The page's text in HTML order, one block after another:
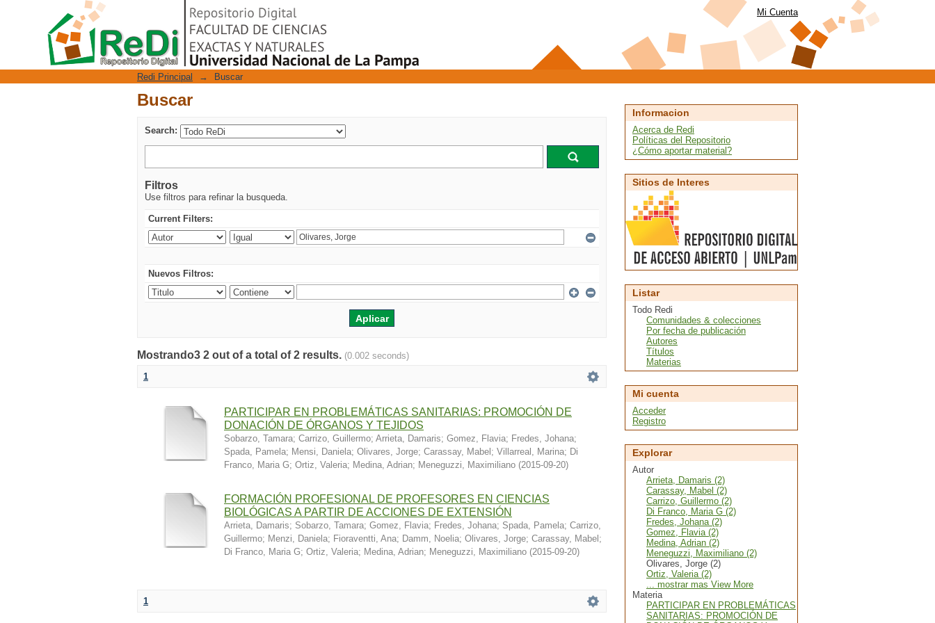
Buscar
Repositorio Digital Mi Cuenta
Redi Principal → Buscar
Buscar
Search:
Filtros
Use filtros para refinar la busqueda.
Current Filters:
Nuevos Filtros:
Mostrando3 2 out of a total of 2 results. (0.002 seconds)
1
PARTICIPAR EN PROBLEMÁTICAS SANITARIAS: PROMOCIÓN DE
DONACIÓN DE ÓRGANOS Y TEJIDOS
Sobarzo, Tamara; Carrizo, Guillermo; Arrieta, Damaris; Gomez, Flavia; Fredes, Johana;
Spada, Pamela; Mensi, Daniela; Olivares, Jorge; Carassay, Mabel ; Villarreal, Marina; Di
Franco, Maria G; Ortiz, Valeria; Medina, Adrian; Meneguzzi, Maximiliano (2015-09-20)
FORMACIÓN PROFESIONAL DE PROFESORES EN CIENCIAS
BIOLÓGICAS A PARTIR DE ACCIONES DE EXTENSIÓN
Arrieta, Damaris; Sobarzo, Tamara; Gomez, Flavia; Fredes, Johana; Spada, Pamela; Carrizo,
Guillermo; Menzi, Daniela; Fioraventti, Ana; Damm, Noelia; Olivares, Jorge; Carassay, Mabel ;
Di Franco, Maria G; Ortiz, Valeria; Medina, Adrian; Meneguzzi, Maximiliano (2015-09-20)
1
Informacion
Acerca de Redi
Políticas del Repositorio
¿Cómo aportar material?
Sitios de Interes
Listar
Todo Redi
Comunidades & colecciones
Por fecha de publicación
Autores
Títulos
Materias
Mi cuenta
Acceder
Registro
Explorar
Autor
Arrieta, Damaris (2)
Carassay, Mabel (2)
Carrizo, Guillermo (2)
Di Franco, Maria G (2)
Fredes, Johana (2)
Gomez, Flavia (2)
Medina, Adrian (2)
Meneguzzi, Maximiliano (2)
Olivares, Jorge (2)
Ortiz, Valeria (2)
... mostrar mas View More
Materia
PARTICIPAR EN PROBLEMÁTICAS
SANITARIAS: PROMOCIÓN DE